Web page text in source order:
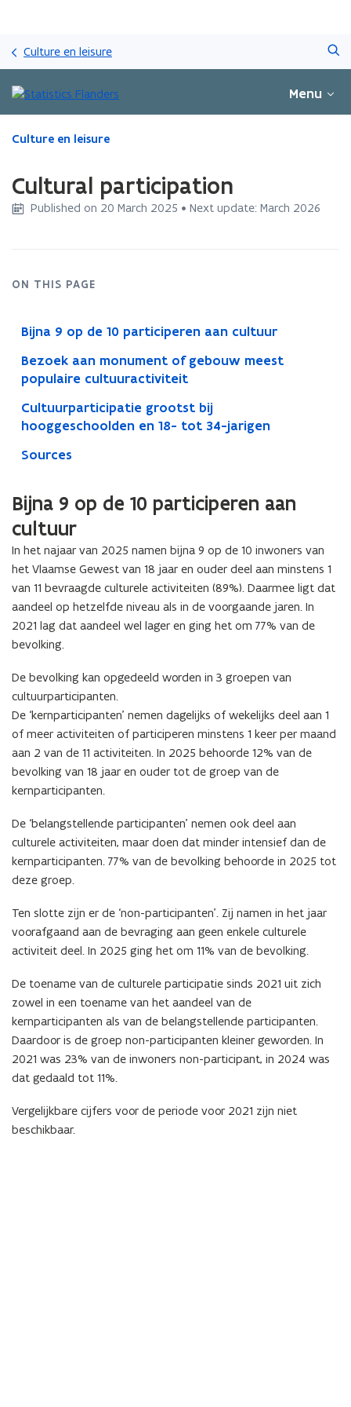
Culture en leisure
Menu
ready.
currently
on:
Culture en leisure
Cultural participation
Published on 20 March 2025 • Next update: March 2026
ON THIS PAGE
Bijna 9 op de 10 participeren aan cultuur
Bezoek aan monument of gebouw meest
populaire cultuuractiviteit
Cultuurparticipatie grootst bij
hooggeschoolden en 18- tot 34-jarigen
Sources
Bijna 9 op de 10 participeren aan
cultuur
In het najaar van 2025 namen bijna 9 op de 10 inwoners van
het Vlaamse Gewest van 18 jaar en ouder deel aan minstens 1
van 11 bevraagde culturele activiteiten (89%). Daarmee ligt dat
aandeel op hetzelfde niveau als in de voorgaande jaren. In
2021 lag dat aandeel wel lager en ging het om 77% van de
bevolking.
De bevolking kan opgedeeld worden in 3 groepen van
cultuurparticipanten.
De ‘kernparticipanten’ nemen dagelijks of wekelijks deel aan 1
of meer activiteiten of participeren minstens 1 keer per maand
aan 2 van de 11 activiteiten. In 2025 behoorde 12% van de
bevolking van 18 jaar en ouder tot de groep van de
kernparticipanten.
De ‘belangstellende participanten’ nemen ook deel aan
culturele activiteiten, maar doen dat minder intensief dan de
kernparticipanten. 77% van de bevolking behoorde in 2025 tot
deze groep.
Ten slotte zijn er de ‘non-participanten’. Zij namen in het jaar
voorafgaand aan de bevraging aan geen enkele culturele
activiteit deel. In 2025 ging het om 11% van de bevolking.
De toename van de culturele participatie sinds 2021 uit zich
zowel in een toename van het aandeel van de
kernparticipanten als van de belangstellende participanten.
Daardoor is de groep non-participanten kleiner geworden. In
2021 was 23% van de inwoners non-participant, in 2024 was
dat gedaald tot 11%.
Vergelijkbare cijfers voor de periode voor 2021 zijn niet
beschikbaar.